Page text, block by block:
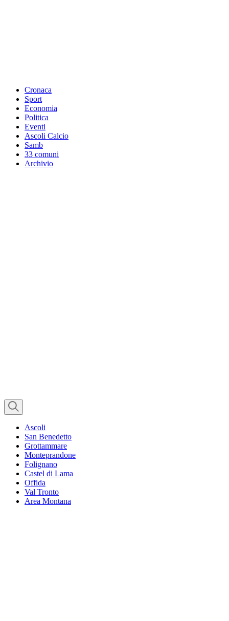
Cronaca
Sport
Economia
Politica
Eventi
Ascoli Calcio
Samb
33 comuni
Archivio
Ascoli
San Benedetto
Grottammare
Monteprandone
Folignano
Castel di Lama
Offida
Val Tronto
Area Montana